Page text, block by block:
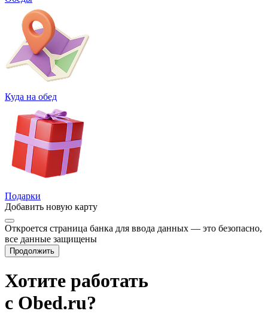
Куда на обед
Подарки
Добавить новую карту
Откроется страница банка для ввода данных — это безопасно,
все данные защищены
Продолжить
Хотите работать
с Obed.ru?